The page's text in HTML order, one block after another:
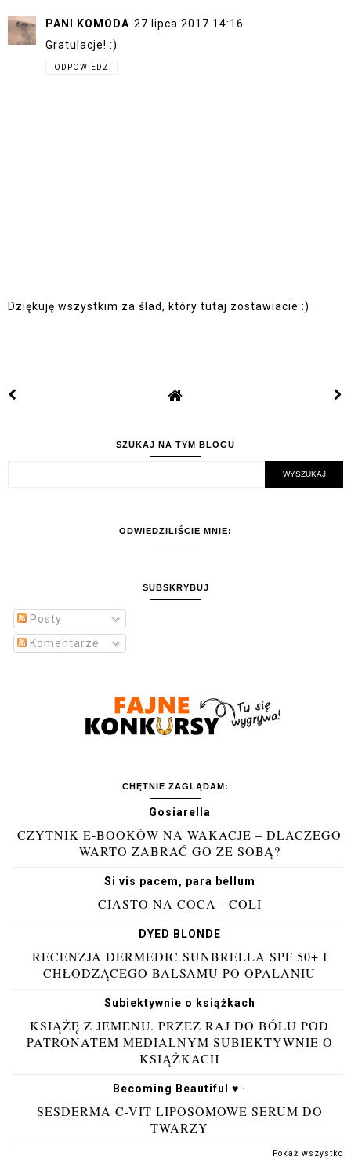
PANI KOMODA 27 lipca 2017 14:16
Gratulacje! :)
ODPOWIEDZ
Dziękuję wszystkim za ślad, który tutaj zostawiacie :)
SZUKAJ NA TYM BLOGU
ODWIEDZILIŚCIE MNIE:
SUBSKRYBUJ
Posty
Komentarze
CHĘTNIE ZAGLĄDAM:
Gosiarella
CZYTNIK E-BOOKÓW NA WAKACJE – DLACZEGO
WARTO ZABRAĆ GO ZE SOBĄ?
Si vis pacem, para bellum
CIASTO NA COCA - COLI
DYED BLONDE
RECENZJA DERMEDIC SUNBRELLA SPF 50+ I
CHŁODZĄCEGO BALSAMU PO OPALANIU
Subiektywnie o książkach
KSIĄŻĘ Z JEMENU. PRZEZ RAJ DO BÓLU POD
PATRONATEM MEDIALNYM SUBIEKTYWNIE O
KSIĄŻKACH
Becoming Beautiful ♥ ·
SESDERMA C-VIT LIPOSOMOWE SERUM DO
TWARZY
Pokaż wszystko